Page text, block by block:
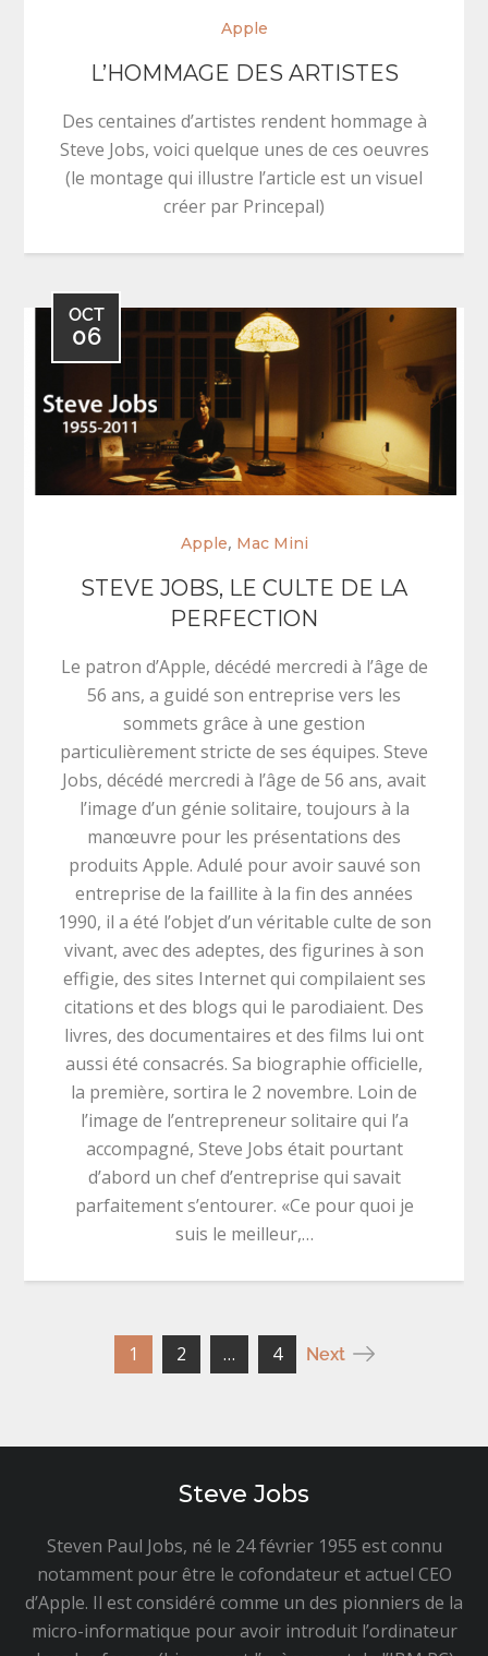
Apple
L’HOMMAGE DES ARTISTES
Des centaines d’artistes rendent hommage à
Steve Jobs, voici quelque unes de ces oeuvres
(le montage qui illustre l’article est un visuel
créer par Princepal)
OCT
06
Apple, Mac Mini
STEVE JOBS, LE CULTE DE LA
PERFECTION
Le patron d’Apple, décédé mercredi à l’âge de
56 ans, a guidé son entreprise vers les
sommets grâce à une gestion
particulièrement stricte de ses équipes. Steve
Jobs, décédé mercredi à l’âge de 56 ans, avait
l’image d’un génie solitaire, toujours à la
manœuvre pour les présentations des
produits Apple. Adulé pour avoir sauvé son
entreprise de la faillite à la fin des années
1990, il a été l’objet d’un véritable culte de son
vivant, avec des adeptes, des figurines à son
effigie, des sites Internet qui compilaient ses
citations et des blogs qui le parodiaient. Des
livres, des documentaires et des films lui ont
aussi été consacrés. Sa biographie officielle,
la première, sortira le 2 novembre. Loin de
l’image de l’entrepreneur solitaire qui l’a
accompagné, Steve Jobs était pourtant
d’abord un chef d’entreprise qui savait
parfaitement s’entourer. «Ce pour quoi je
suis le meilleur,…
Navigation
articles
1 2 … 4 Next
Steve Jobs
Steven Paul Jobs, né le 24 février 1955 est connu
notamment pour être le cofondateur et actuel CEO
d’Apple. Il est considéré comme un des pionniers de la
micro-informatique pour avoir introduit l’ordinateur